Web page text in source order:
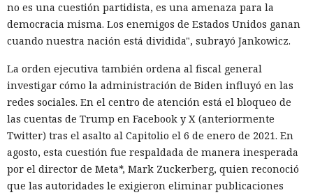
no es una cuestión partidista, es una amenaza para la
democracia misma. Los enemigos de Estados Unidos ganan
cuando nuestra nación está dividida", subrayó Jankowicz.
La orden ejecutiva también ordena al fiscal general
investigar cómo la administración de Biden influyó en las
redes sociales. En el centro de atención está el bloqueo de
las cuentas de Trump en Facebook y X (anteriormente
Twitter) tras el asalto al Capitolio el 6 de enero de 2021. En
agosto, esta cuestión fue respaldada de manera inesperada
por el director de Meta*, Mark Zuckerberg, quien reconoció
que las autoridades le exigieron eliminar publicaciones